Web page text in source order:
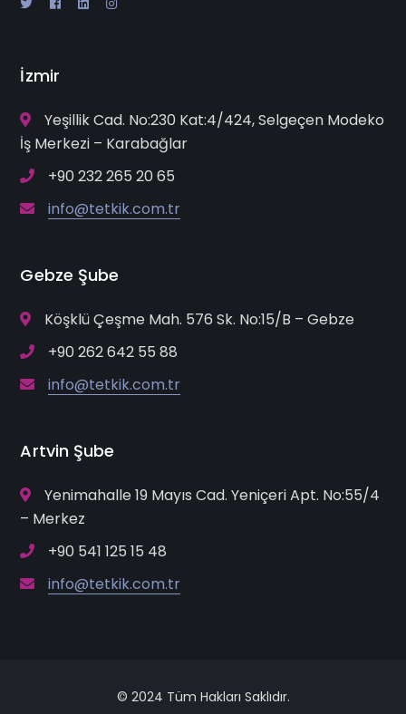
İzmir
Yeşillik Cad. No:230 Kat:4/424, Selgeçen Modeko
İş Merkezi – Karabağlar
+90 232 265 20 65
info@tetkik.com.tr
Gebze Şube
Köşklü Çeşme Mah. 576 Sk. No:15/B – Gebze
+90 262 642 55 88
info@tetkik.com.tr
Artvin Şube
Yenimahalle 19 Mayıs Cad. Yeniçeri Apt. No:55/4
– Merkez
+90 541 125 15 48
info@tetkik.com.tr
© 2024 Tüm Hakları Saklıdır.